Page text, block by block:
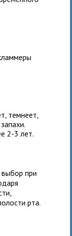
темнеет,
2-3 лет.
при
рта.